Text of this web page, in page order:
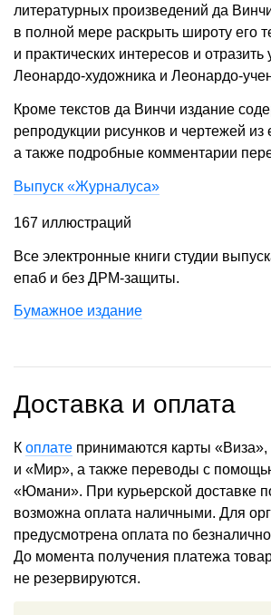
литературных произведений да
в полной мере раскрыть широту его
и практических интересов и
Леонардо-художника и Леонардо-
Кроме текстов да Винчи издание
репродукции рисунков и чертежей из
а также подробные комментарии
Выпуск «Журналуса»
167 иллюстраций
Все электронные книги студии
епаб и без ДРМ-защиты.
Бумажное издание
Доставка и оплата
К оплате принимаются карты
и «Мир», а также переводы с
«Юмани». При курьерской доставке
возможна оплата наличными. Для
предусмотрена оплата по
До момента получения платежа
не резервируются.